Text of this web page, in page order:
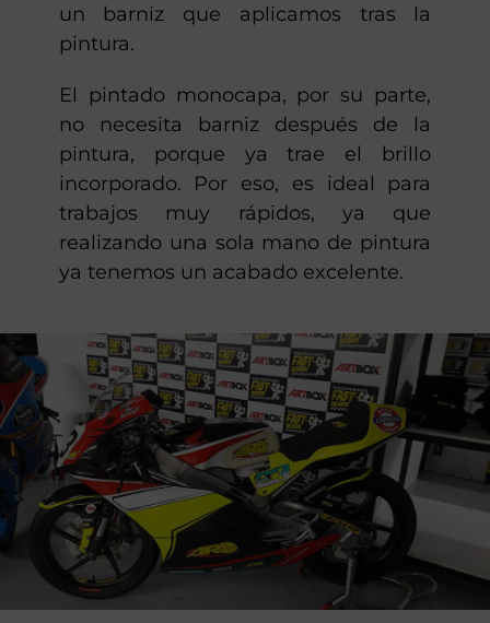
un barniz que aplicamos tras la
pintura.
El pintado monocapa, por su parte,
no necesita barniz después de la
pintura, porque ya trae el brillo
incorporado. Por eso, es ideal para
trabajos muy rápidos, ya que
realizando una sola mano de pintura
ya tenemos un acabado excelente.